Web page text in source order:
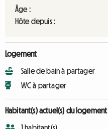
Âge :
Hôte depuis :
Logement
Salle de bain à partager
WC à partager
Habitant(s) actuel(s) du logement